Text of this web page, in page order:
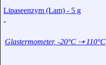
Lipaseenzym (Lam) - 5 g
-
Glastermometer, -20°C ⇢ 110°C